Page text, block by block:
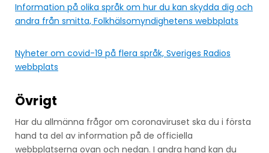
Information på olika språk om hur du kan skydda dig och
andra från smitta, Folkhälsomyndighetens webbplats
Nyheter om covid-19 på flera språk, Sveriges Radios
webbplats
Övrigt
Har du allmänna frågor om coronaviruset ska du i första
hand ta del av information på de officiella
webbplatserna ovan och nedan. I andra hand kan du